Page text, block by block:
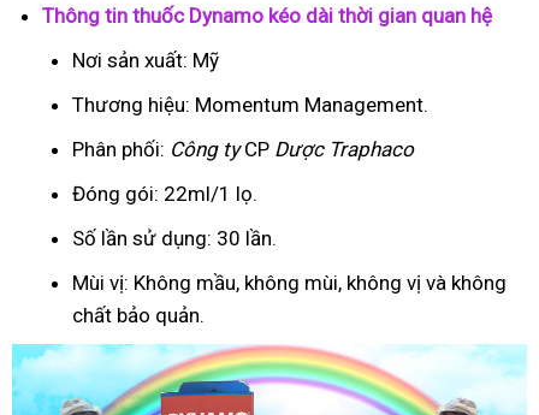
Thông tin thuốc Dynamo kéo dài thời gian quan hệ
Nơi sản xuất: Mỹ
Thương hiệu: Momentum Management.
Phân phối: Công tyCP Dược Traphaco
Đóng gói: 22ml/1 lọ.
Số lần sử dụng: 30 lần.
Mùi vị: Không mầu, không mùi, không vị và không
chất bảo quản.